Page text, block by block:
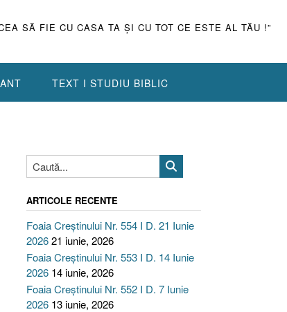
SĂ FIE CU CASA TA ŞI CU TOT CE ESTE AL TĂU !”
TEXT I STUDIU BIBLIC
ARTICOLE RECENTE
Foaia Creștinului Nr. 554 I D. 21 Iunie
202621 iunie, 2026
Foaia Creștinului Nr. 553 I D. 14 Iunie
2026 14 iunie, 2026
Foaia Creștinului Nr. 552 I D. 7 Iunie
2026 13 iunie, 2026